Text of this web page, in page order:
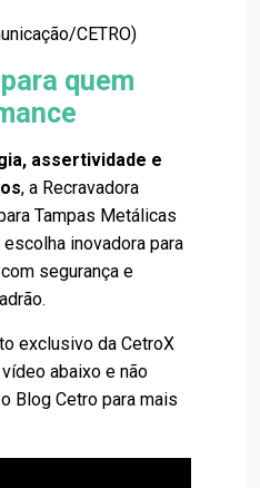
CETRO)
quem
assertividade e
, a Recravadora
Tampas Metálicas
inovadora para
segurança e
exclusivo da CetroX
abaixo e não
Blog Cetro para mais